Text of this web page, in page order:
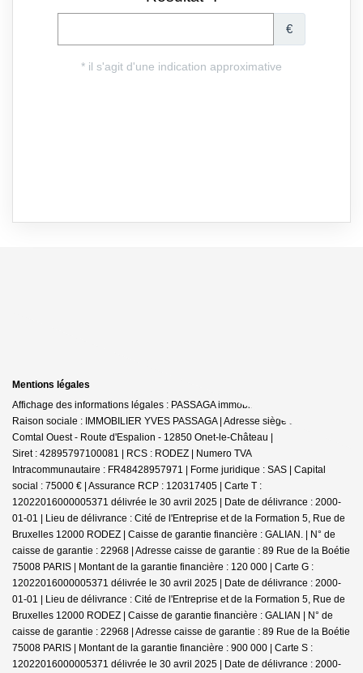
Mentions légales
Affichage des informations légales : PASSAGA immobilier - Onet-le-Château |
Raison sociale : IMMOBILIER YVES PASSAGA | Adresse siège social : Le
Comtal Ouest - Route d'Espalion - 12850 Onet-le-Château |
Siret : 42895797100081 | RCS : RODEZ | Numero TVA
Intracommunautaire : FR48428957971 | Forme juridique : SAS | Capital
social : 75000 € | Assurance RCP : 120317405 | Carte T :
12022016000005371 délivrée le 30 avril 2025 | Date de délivrance : 2000-
01-01 | Lieu de délivrance : Cité de l'Entreprise et de la Formation 5, Rue de
Bruxelles 12000 RODEZ | Caisse de garantie financière : GALIAN. | N° de
caisse de garantie : 22968 | Adresse caisse de garantie : 89 Rue de la Boétie
75008 PARIS | Montant de la garantie financière : 120 000 | Carte G :
12022016000005371 délivrée le 30 avril 2025 | Date de délivrance : 2000-
01-01 | Lieu de délivrance : Cité de l'Entreprise et de la Formation 5, Rue de
Bruxelles 12000 RODEZ | Caisse de garantie financière : GALIAN | N° de
caisse de garantie : 22968 | Adresse caisse de garantie : 89 Rue de la Boétie
75008 PARIS | Montant de la garantie financière : 900 000 | Carte S :
12022016000005371 délivrée le 30 avril 2025 | Date de délivrance : 2000-